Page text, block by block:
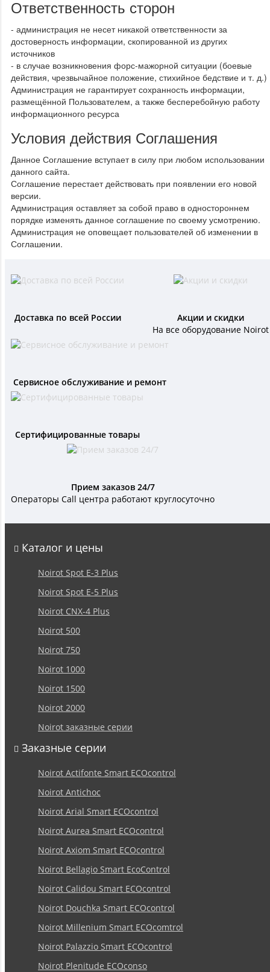
Ответственность сторон
- администрация не несет никакой ответственности за
достоверность информации, скопированной из других
источников
- в случае возникновения форс-мажорной ситуации (боевые
действия, чрезвычайное положение, стихийное бедствие и т. д.)
Администрация не гарантирует сохранность информации,
размещённой Пользователем, а также бесперебойную работу
информационного ресурса
Условия действия Соглашения
Данное Соглашение вступает в силу при любом использовании
данного сайта.
Соглашение перестает действовать при появлении его новой
версии.
Администрация оставляет за собой право в одностороннем
порядке изменять данное соглашение по своему усмотрению.
Администрация не оповещает пользователей об изменении в
Соглашении.
Доставка по всей России
Акции и скидки
На все оборудование Noirot
Сервисное обслуживание и ремонт
Сертифицированные товары
Прием заказов 24/7
Операторы Call центра работают круглосуточно
Каталог и цены
Noirot Spot E-3 Plus
Noirot Spot E-5 Plus
Noirot CNX-4 Plus
Noirot 500
Noirot 750
Noirot 1000
Noirot 1500
Noirot 2000
Noirot заказные серии
Заказные серии
Noirot Actifonte Smart ECOcontrol
Noirot Antichoc
Noirot Arial Smart ECOcontrol
Noirot Aurea Smart ECOcontrol
Noirot Axiom Smart ECOcontrol
Noirot Bellagio Smart EcoControl
Noirot Calidou Smart ECOcontrol
Noirot Douchka Smart ECOcontrol
Noirot Millenium Smart ECOcomtrol
Noirot Palazzio Smart ECOcontrol
Noirot Plenitude ECOconso